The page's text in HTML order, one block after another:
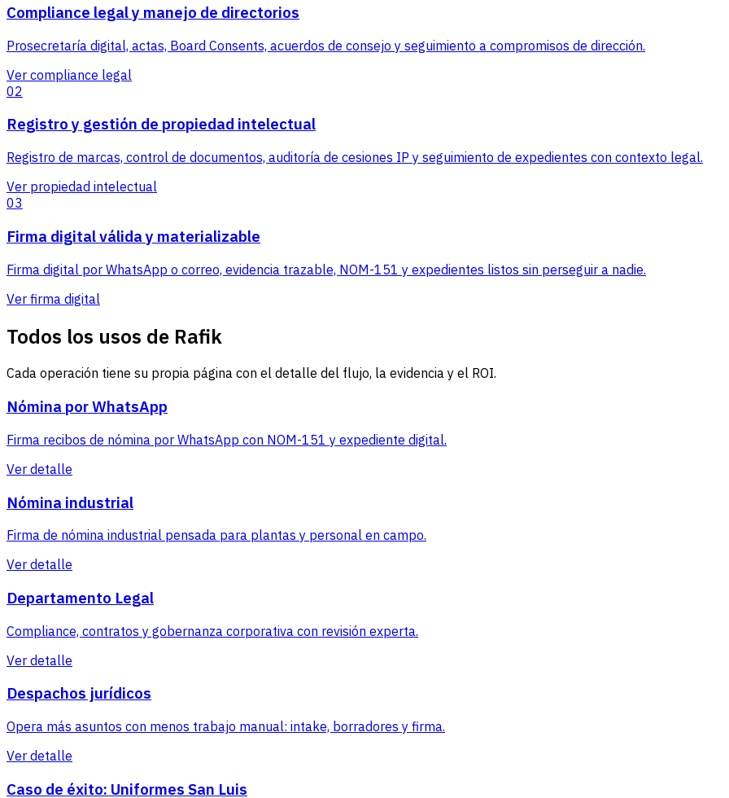
Compliance legal y manejo de directorios
Prosecretaría digital, actas, Board Consents, acuerdos de consejo y seguimiento a compromisos de dirección.
Ver compliance legal
02
Registro y gestión de propiedad intelectual
Registro de marcas, control de documentos, auditoría de cesiones IP y seguimiento de expedientes con contexto legal.
Ver propiedad intelectual
03
Firma digital válida y materializable
Firma digital por WhatsApp o correo, evidencia trazable, NOM-151 y expedientes listos sin perseguir a nadie.
Ver firma digital
Todos los usos de Rafik
Cada operación tiene su propia página con el detalle del flujo, la evidencia y el ROI.
Nómina por WhatsApp
Firma recibos de nómina por WhatsApp con NOM-151 y expediente digital.
Ver detalle
Nómina industrial
Firma de nómina industrial pensada para plantas y personal en campo.
Ver detalle
Departamento Legal
Compliance, contratos y gobernanza corporativa con revisión experta.
Ver detalle
Despachos jurídicos
Opera más asuntos con menos trabajo manual: intake, borradores y firma.
Ver detalle
Caso de éxito: Uniformes San Luis